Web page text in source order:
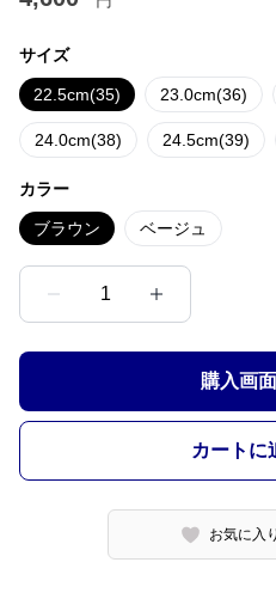
サイズ
22.5cm(35) 23.0cm(36)
24.0cm(38) 24.5cm(39)
カラー
ブラウン ベージュ
1
購入画
カートに
お気に入